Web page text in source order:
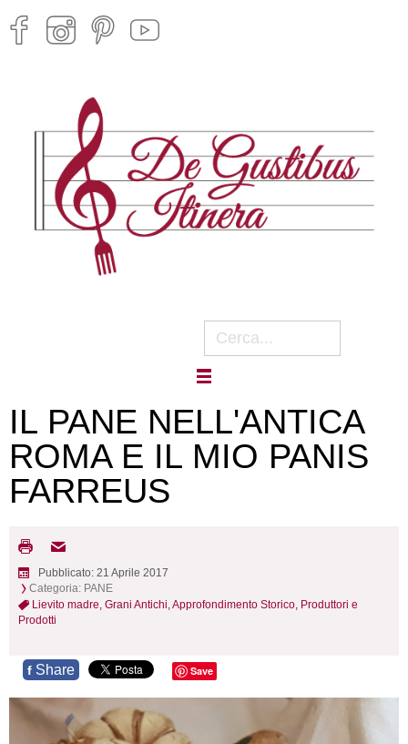
IL PANE NELL'ANTICA
ROMA E IL MIO PANIS
FARREUS
Pubblicato: 21 Aprile 2017
Categoria: PANE
Lievito madre, Grani Antichi,Approfondimento Storico, Produttori e
Prodotti
f Share Save